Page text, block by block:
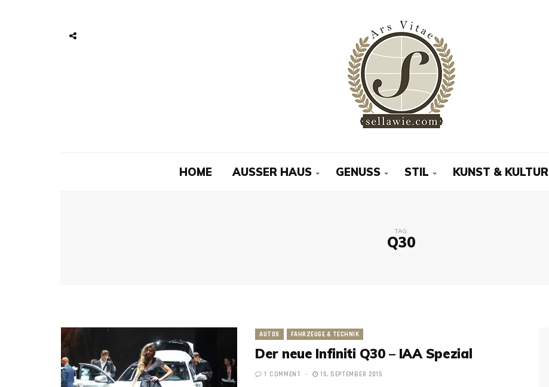
HOME AUSSER HAUS GENUSS STIL KUNST & KULTUR
TAG:
Q30
AUTOS FAHRZEUGE & TECHNIK
Der neue Infiniti Q30 – IAA Spezial
1 COMMENT 15. SEPTEMBER 2015